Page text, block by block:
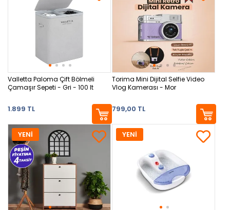
Valletta Paloma Çift Bölmeli
Çamaşır Sepeti - Gri - 100 lt
1.899 TL
Torima Mini Dijital Selfie Video
Vlog Kamerası - Mor
799,00 TL
YENİ YENİ